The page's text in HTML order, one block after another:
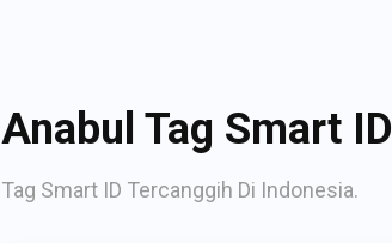
Anabul Tag Smart ID
Tag Smart ID Tercanggih Di Indonesia.